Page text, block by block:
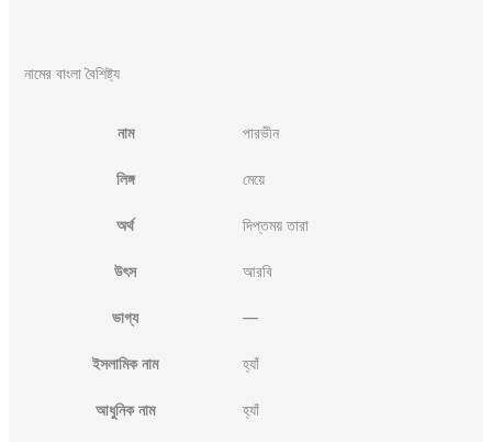
নামের বাংলা বৈশিষ্ট্য
নাম পারভীন
লিঙ্গ মেয়ে
অর্থ দিপ্তময় তারা
উৎস আরবি
ভাগ্য —
ইসলামিক নাম হ্যাঁ
আধুনিক নাম হ্যাঁ